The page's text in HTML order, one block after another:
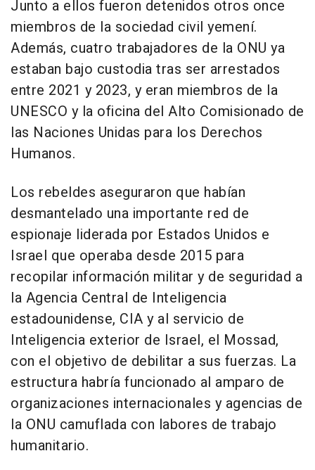
Junto a ellos fueron detenidos otros once
miembros de la sociedad civil yemení.
Además, cuatro trabajadores de la ONU ya
estaban bajo custodia tras ser arrestados
entre 2021 y 2023, y eran miembros de la
UNESCO y la oficina del Alto Comisionado de
las Naciones Unidas para los Derechos
Humanos.
Los rebeldes aseguraron que habían
desmantelado una importante red de
espionaje liderada por Estados Unidos e
Israel que operaba desde 2015 para
recopilar información militar y de seguridad a
la Agencia Central de Inteligencia
estadounidense, CIA y al servicio de
Inteligencia exterior de Israel, el Mossad,
con el objetivo de debilitar a sus fuerzas. La
estructura habría funcionado al amparo de
organizaciones internacionales y agencias de
la ONU camuflada con labores de trabajo
humanitario.